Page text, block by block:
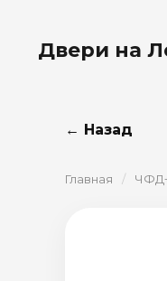
Двери на
← Назад
Главная /